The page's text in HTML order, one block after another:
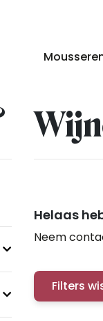
Helaas
Neem
Filters